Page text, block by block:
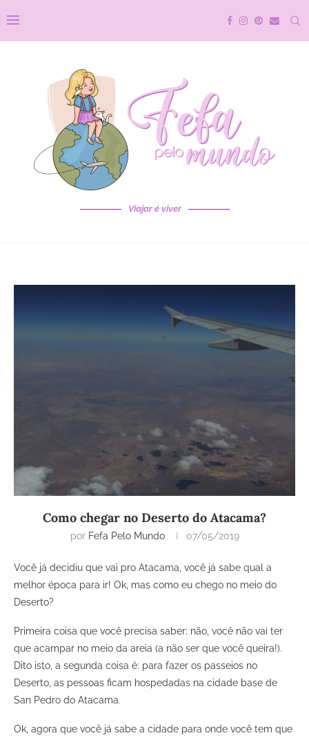
Viajar é viver
Como chegar no Deserto do Atacama?
por Fefa Pelo Mundo 07/05/2019
Você já decidiu que vai pro Atacama, você já sabe qual a
melhor época para ir! Ok, mas como eu chego no meio do
Deserto?
Primeira coisa que você precisa saber: não, você não vai ter
que acampar no meio da areia (a não ser que você queira!).
Dito isto, a segunda coisa é: para fazer os passeios no
Deserto, as pessoas ficam hospedadas na cidade base de
San Pedro do Atacama.
Ok, agora que você já sabe a cidade para onde você tem que